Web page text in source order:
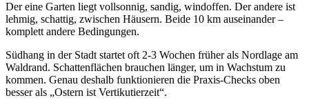
Der eine Garten liegt vollsonnig, sandig, windoffen. Der andere ist
lehmig, schattig, zwischen Häusern. Beide 10 km auseinander –
komplett andere Bedingungen.
Südhang in der Stadt startet oft 2-3 Wochen früher als Nordlage am
Waldrand. Schattenflächen brauchen länger, um in Wachstum zu
kommen. Genau deshalb funktionieren die Praxis-Checks oben
besser als „Ostern ist Vertikutierzeit“.